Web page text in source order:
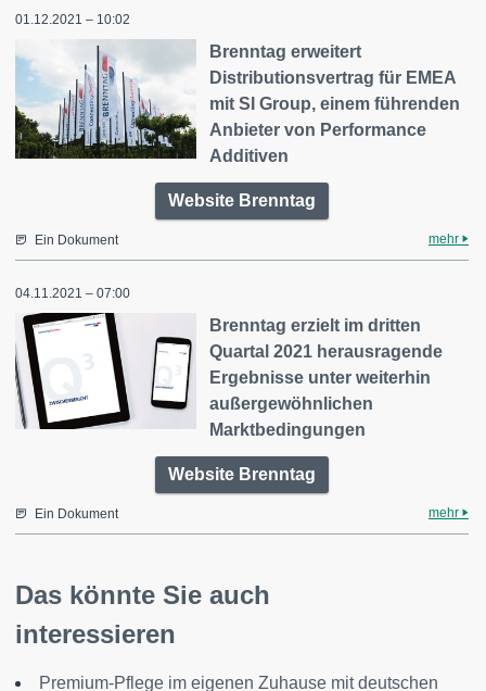
01.12.2021 – 10:02
Brenntag erweitert
Distributionsvertrag für EMEA
mit SI Group, einem führenden
Anbieter von Performance
Additiven
Website Brenntag
Ein Dokument mehr
04.11.2021 – 07:00
Brenntag erzielt im dritten
Quartal 2021 herausragende
Ergebnisse unter weiterhin
außergewöhnlichen
Marktbedingungen
Website Brenntag
Ein Dokument mehr
Das könnte Sie auch
interessieren
Premium-Pflege im eigenen Zuhause mit deutschen